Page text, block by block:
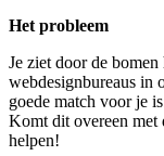
Het probleem
Je ziet door de
webdesignbureaus in
goede match voor je
Komt dit overeen
helpen!